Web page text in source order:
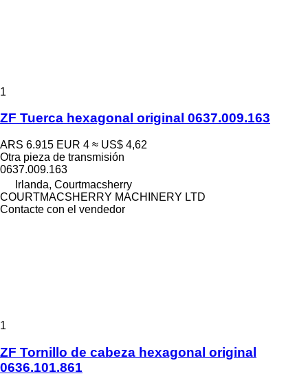
1
ZF Tuerca hexagonal original 0637.009.163
ARS 6.915 EUR 4 ≈ US$ 4,62
Otra pieza de transmisión
0637.009.163
Irlanda, Courtmacsherry
COURTMACSHERRY MACHINERY LTD
Contacte con el vendedor
1
ZF Tornillo de cabeza hexagonal original
0636.101.861